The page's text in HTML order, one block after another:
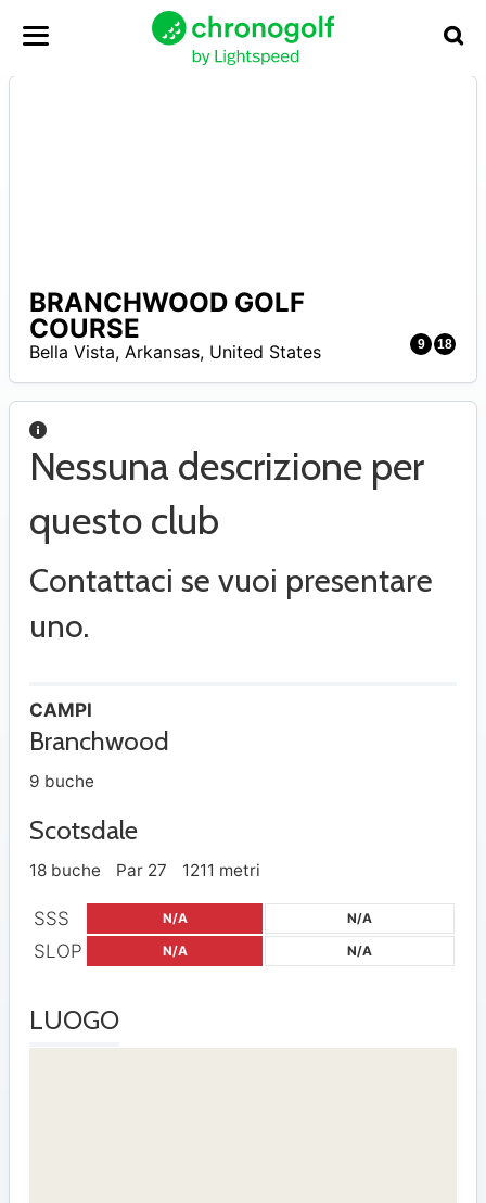
9 18
BRANCHWOOD GOLF
COURSE
Bella Vista, Arkansas, United States
Nessuna descrizione per
questo club
Contattaci se vuoi presentare
uno.
CAMPI
Branchwood
9 buche
Scotsdale
18 buche Par 27 1211 metri
SSS N/A N/A
SLOP N/A N/A
LUOGO